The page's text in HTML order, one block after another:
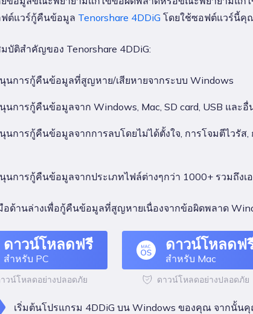
ต์แวร์กู้คืนข้อมูล Tenorshare 4DDiG โดยใช้ซอฟต์แวร์นี้คุ
ติสำคัญของ Tenorshare 4DDiG:
นการกู้คืนข้อมูลที่สูญหาย/เสียหายจากระบบ Windows
นการกู้คืนข้อมูลจาก Windows, Mac, SD card, USB และอื่
นการกู้คืนข้อมูลจากการลบโดยไม่ได้ตั้งใจ, การโจมตีไวรั
นการกู้คืนข้อมูลจากประเภทไฟล์ต่างๆกว่า 1000+ รวมถึงเ
ด้านล่างเพื่อกู้คืนข้อมูลที่สูญหายเนื่องจากข้อผิดพลาด
ดาวน์โหลดฟรี
สำหรับ PC
วน์โหลดอย่างปลอดภัย
ดาวน์โหลดฟ
สำหรับ Mac
ดาวน์โหลดอย่างปลอดภัย
เริ่มต้นโปรแกรม 4DDiG บน Windows ของคุณ จากนั้น